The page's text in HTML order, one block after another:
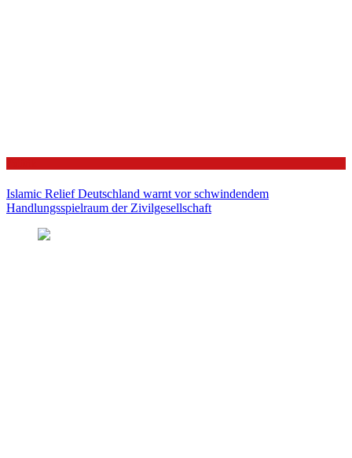
Islamic Relief Deutschland warnt vor schwindendem
Handlungsspielraum der Zivilgesellschaft